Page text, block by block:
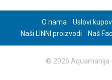
O nama
Uslovi
Naši LINNI proizvodi
Naš
© 2026 Aquamanija